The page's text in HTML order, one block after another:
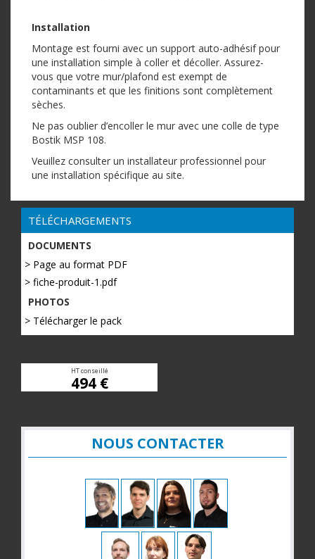
Installation
Montage est fourni avec un support auto-adhésif pour
une installation simple à coller et décoller. Assurez-
vous que votre mur/plafond est exempt de
contaminants et que les finitions sont complètement
sèches.
Ne pas oublier d’encoller le mur avec une colle de type
Bostik MSP 108.
Veuillez consulter un installateur professionnel pour
une installation spécifique au site.
TÉLÉCHARGEMENTS
DOCUMENTS
> Page au format PDF
> fiche-produit-1.pdf
PHOTOS
> Télécharger le pack
HT conseillé
494 €
NOUS CONTACTER